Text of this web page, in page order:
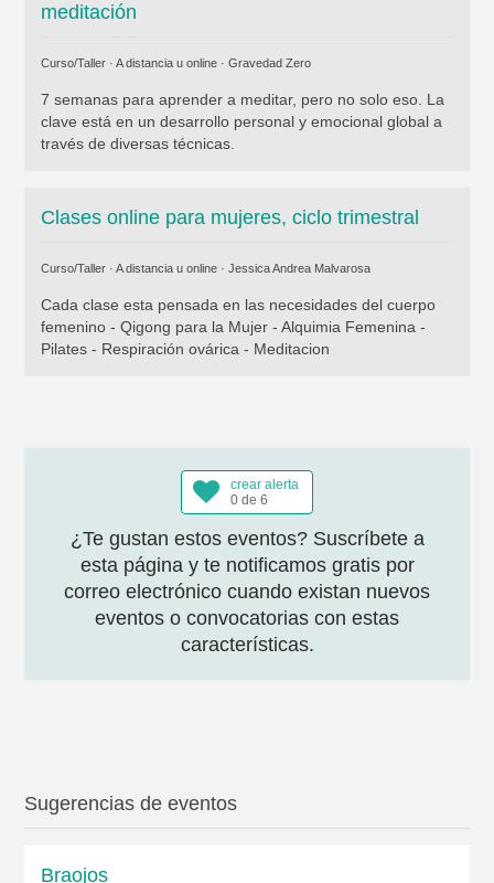
meditación
Curso/Taller · A distancia u online · Gravedad Zero
7 semanas para aprender a meditar, pero no solo eso. La
clave está en un desarrollo personal y emocional global a
través de diversas técnicas.
Clases online para mujeres, ciclo trimestral
Curso/Taller · A distancia u online · Jessica Andrea Malvarosa
Cada clase esta pensada en las necesidades del cuerpo
femenino - Qigong para la Mujer - Alquimia Femenina -
Pilates - Respiración ovárica - Meditacion
crear alerta
0 de 6
¿Te gustan estos eventos? Suscríbete a
esta página y te notificamos gratis por
correo electrónico cuando existan nuevos
eventos o convocatorias con estas
características.
Sugerencias de eventos
Braojos